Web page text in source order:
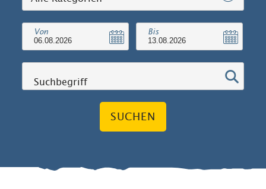
Von Bis
Suchbegriff
SUCHEN